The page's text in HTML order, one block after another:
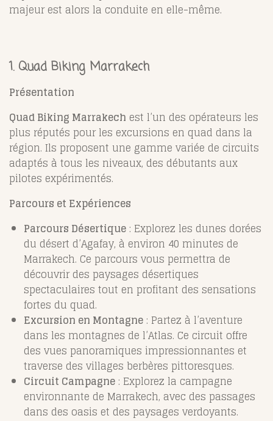
majeur est alors la conduite en elle-même.
1. Quad Biking Marrakech
Présentation
Quad Biking Marrakech est l’un des opérateurs les
plus réputés pour les excursions en quad dans la
région. Ils proposent une gamme variée de circuits
adaptés à tous les niveaux, des débutants aux
pilotes expérimentés.
Parcours et Expériences
Parcours Désertique : Explorez les dunes dorées
du désert d’Agafay, à environ 40 minutes de
Marrakech. Ce parcours vous permettra de
découvrir des paysages désertiques
spectaculaires tout en profitant des sensations
fortes du quad.
Excursion en Montagne : Partez à l’aventure
dans les montagnes de l’Atlas. Ce circuit offre
des vues panoramiques impressionnantes et
traverse des villages berbères pittoresques.
Circuit Campagne : Explorez la campagne
environnante de Marrakech, avec des passages
dans des oasis et des paysages verdoyants.